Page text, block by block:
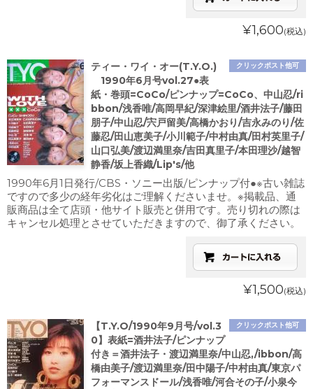
¥1,600(税込)
クリックポスト他可
ティー・ワイ・オー(T.Y.O.)
1990年6月号vol.27●表
紙・巻頭=CoCo/ピンナップ=CoCo、中山忍/ri
bbon/浅香唯/高岡早紀/深津絵里/酒井法子/藤田
朋子/中山忍/宍戸留美/高橋かおり/吉永みのり/佐
藤忍/田山恵美子/小川範子/中村由真/田村英里子/
山口弘美/渡辺満里奈/吉田真里子/本田理沙/越智
静香/坂上香織/Lip's/他
1990年6月1日発行/CBS・ソニー出版/ピンナップ付●※古い雑誌
ですので多少の経年劣化はご理解くださいませ。※掲載品、通
販商品は全て店頭・他サイト販売と併用です。売り切れの際は
キャンセル処理とさせていただきますので、御了承ください。
¥1,500(税込)
クリックポスト他可
【T.Y.O/1990年9月号/vol.3
0】表紙=酒井法子/ピンナップ
付き＝酒井法子・渡辺満里奈/中山忍,/ibbon/高
橋由美子/渡辺満里奈/田中陽子/中村由真/東京パ
フォーマンスドール/浅香唯/河合その子/小泉今